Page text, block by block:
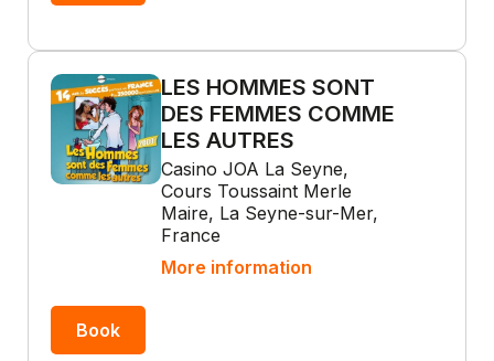
LES HOMMES SONT
DES FEMMES COMME
LES AUTRES
Casino JOA La Seyne,
Cours Toussaint Merle
Maire, La Seyne-sur-Mer,
France
More information
Book